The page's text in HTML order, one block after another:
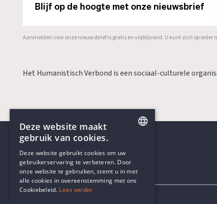
Blijf op de hoogte met onze nieuwsbrief
Aanmelden voor onze nieuwsbrief is gratis en vrijblijvend. U kunt zich op ieder
Het Humanistisch Verbond is een sociaal-culturele
Contactgegevens
DUTCH
Deze website maakt
gebruik van cookies.
Deze website gebruikt cookies om uw
gebruikerservaring te verbeteren. Door
onze website te gebruiken, stemt u in met
alle cookies in overeenstemming met ons
Cookiebeleid. Lees verder